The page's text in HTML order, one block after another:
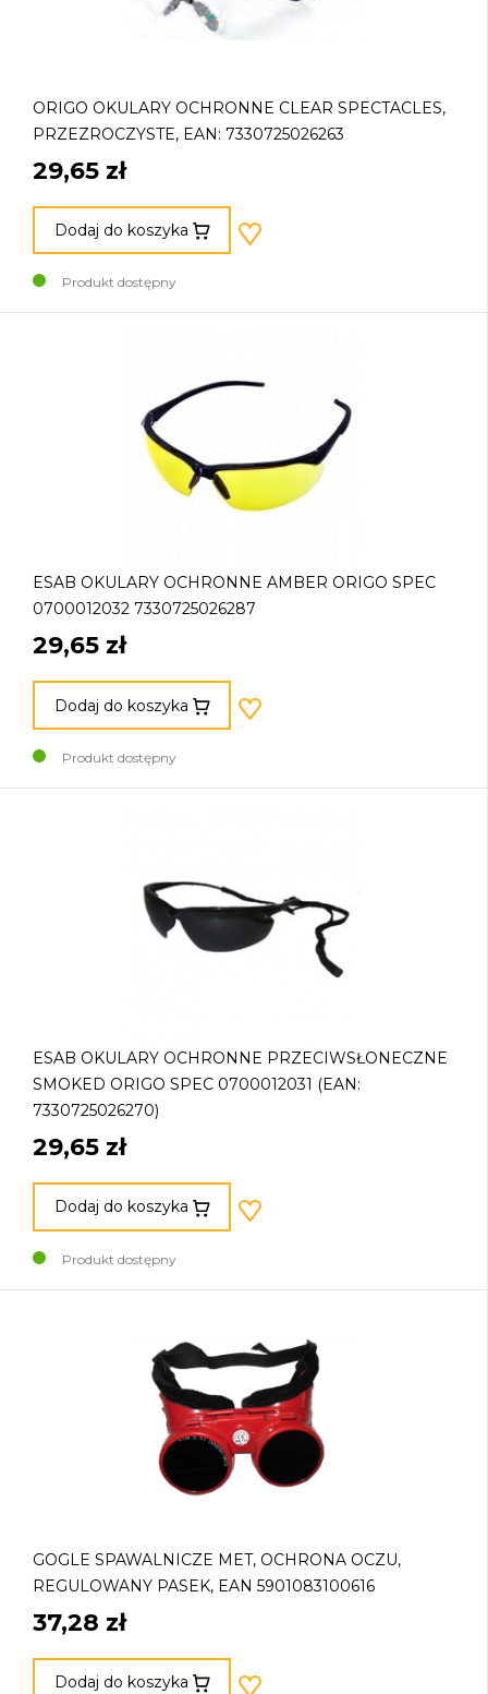
ORIGO OKULARY OCHRONNE CLEAR SPECTACLES,
PRZEZROCZYSTE, EAN: 7330725026263
29,65 zł
Dodaj do koszyka
Produkt dostępny
ESAB OKULARY OCHRONNE AMBER ORIGO SPEC
0700012032 7330725026287
29,65 zł
Dodaj do koszyka
Produkt dostępny
ESAB OKULARY OCHRONNE PRZECIWSŁONECZNE
SMOKED ORIGO SPEC 0700012031 (EAN:
7330725026270)
29,65 zł
Dodaj do koszyka
Produkt dostępny
GOGLE SPAWALNICZE MET, OCHRONA OCZU,
REGULOWANY PASEK, EAN 5901083100616
37,28 zł
Dodaj do koszyka